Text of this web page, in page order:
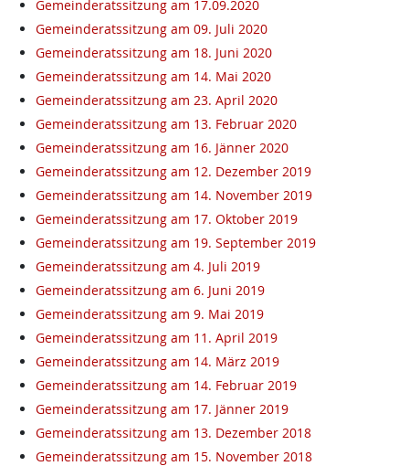
Gemeinderatssitzung am 17.09.2020
Gemeinderatssitzung am 09. Juli 2020
Gemeinderatssitzung am 18. Juni 2020
Gemeinderatssitzung am 14. Mai 2020
Gemeinderatssitzung am 23. April 2020
Gemeinderatssitzung am 13. Februar 2020
Gemeinderatssitzung am 16. Jänner 2020
Gemeinderatssitzung am 12. Dezember 2019
Gemeinderatssitzung am 14. November 2019
Gemeinderatssitzung am 17. Oktober 2019
Gemeinderatssitzung am 19. September 2019
Gemeinderatssitzung am 4. Juli 2019
Gemeinderatssitzung am 6. Juni 2019
Gemeinderatssitzung am 9. Mai 2019
Gemeinderatssitzung am 11. April 2019
Gemeinderatssitzung am 14. März 2019
Gemeinderatssitzung am 14. Februar 2019
Gemeinderatssitzung am 17. Jänner 2019
Gemeinderatssitzung am 13. Dezember 2018
Gemeinderatssitzung am 15. November 2018